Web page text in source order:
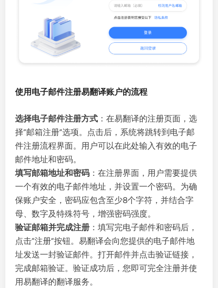
使用电子邮件注册易翻译账户的流程
选择电子邮件注册方式 ：在易翻译的注册页面，选
择“邮箱注册”选项。点击后，系统将跳转到电子邮
件注册流程界面。用户可以在此处输入有效的电子
邮件地址和密码。
填写邮箱地址和密码 ：在注册界面，用户需要提供
一个有效的电子邮件地址，并设置一个密码。为确
保账户安全，密码应包含至少8个字符，并结合字
母、数字及特殊符号，增强密码强度。
验证邮箱并完成注册 ：填写完电子邮件和密码后，
点击“注册”按钮。易翻译会向您提供的电子邮件地
址发送一封验证邮件。打开邮件并点击验证链接，
完成邮箱验证。验证成功后，您即可完全注册并使
用易翻译的翻译服务。